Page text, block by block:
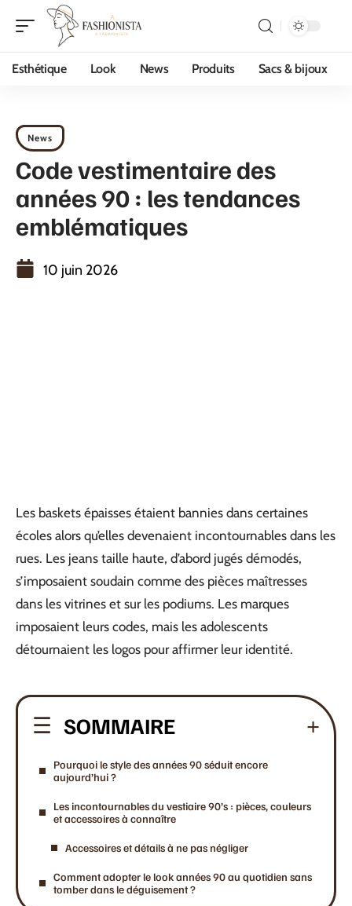
Esthétique Look News Produits Sacs & bijoux
News
Code vestimentaire des
années 90 : les tendances
emblématiques
10 juin 2026
Les baskets épaisses étaient bannies dans certaines
écoles alors qu’elles devenaient incontournables dans les
rues. Les jeans taille haute, d’abord jugés démodés,
s’imposaient soudain comme des pièces maîtresses
dans les vitrines et sur les podiums. Les marques
imposaient leurs codes, mais les adolescents
détournaient les logos pour affirmer leur identité.
SOMMAIRE
Pourquoi le style des années 90 séduit encore
aujourd’hui ?
Les incontournables du vestiaire 90’s : pièces, couleurs
et accessoires à connaître
Accessoires et détails à ne pas négliger
Comment adopter le look années 90 au quotidien sans
tomber dans le déguisement ?